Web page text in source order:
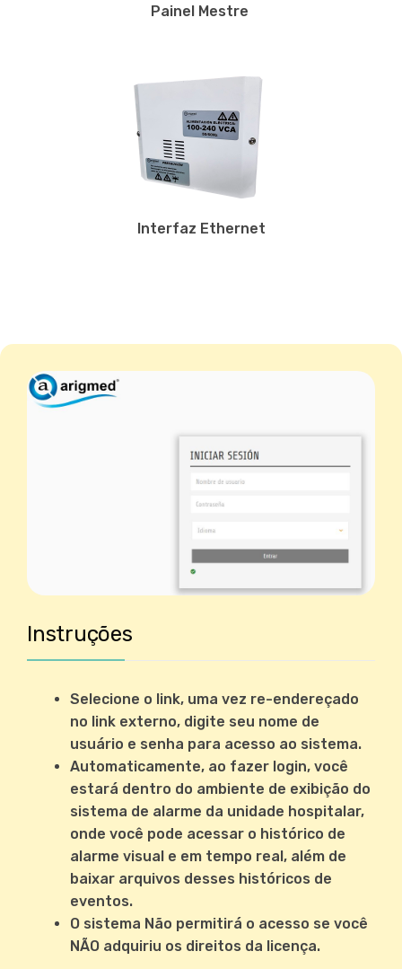
Painel Mestre
Interfaz Ethernet
Instruções
Selecione o link, uma vez re-endereçado
no link externo, digite seu nome de
usuário e senha para acesso ao sistema.
Automaticamente, ao fazer login, você
estará dentro do ambiente de exibição do
sistema de alarme da unidade hospitalar,
onde você pode acessar o histórico de
alarme visual e em tempo real, além de
baixar arquivos desses históricos de
eventos.
O sistema Não permitirá o acesso se você
NÃO adquiriu os direitos da licença.